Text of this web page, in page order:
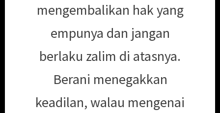
mengembalikan hak yang
empunya dan jangan
berlaku zalim di atasnya.
Berani menegakkan
keadilan, walau mengenai